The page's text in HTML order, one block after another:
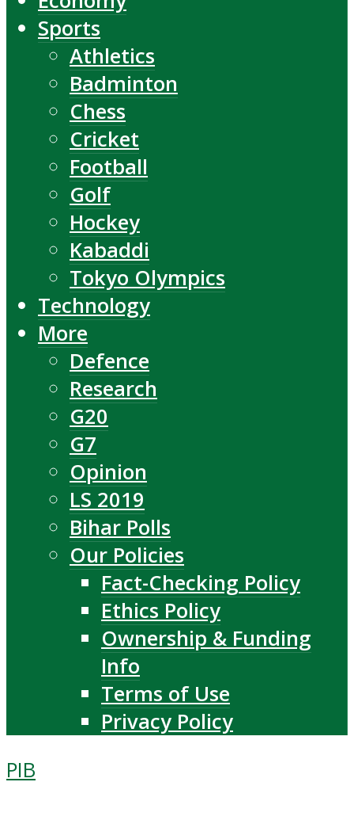
Sports
Athletics
Badminton
Chess
Cricket
Football
Golf
Hockey
Kabaddi
Tokyo Olympics
Technology
More
Defence
Research
G20
G7
Opinion
LS 2019
Bihar Polls
Our Policies
Fact-Checking Policy
Ethics Policy
Ownership & Funding
Info
Terms of Use
Privacy Policy
PIB